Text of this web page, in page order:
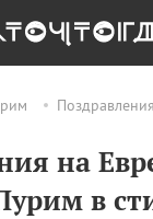
на
в
08.08 День